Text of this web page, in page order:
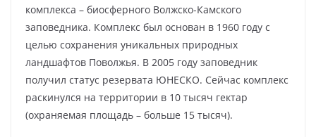
комплекса – биосферного Волжско-Камского
заповедника. Комплекс был основан в 1960 году с
целью сохранения уникальных природных
ландшафтов Поволжья. В 2005 году заповедник
получил статус резервата ЮНЕСКО. Сейчас комплекс
раскинулся на территории в 10 тысяч гектар
(охраняемая площадь – больше 15 тысяч).